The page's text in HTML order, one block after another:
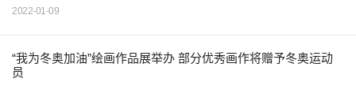
2022-01-09
“我为冬奥加油”绘画作品展举办 部分优秀画作将赠予冬奥运动
员